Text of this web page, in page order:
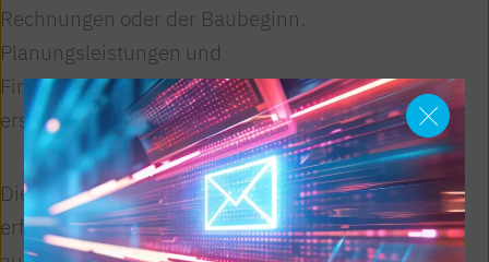
Rechnungen oder der Baubeginn.
Planungsleistungen und
Finanzierungsgespräche zählen nicht zu den
ersten Maßnahmen.
Die Anpassung der Richtlinie und die
erforderliche Gesetzesänderung sind noch